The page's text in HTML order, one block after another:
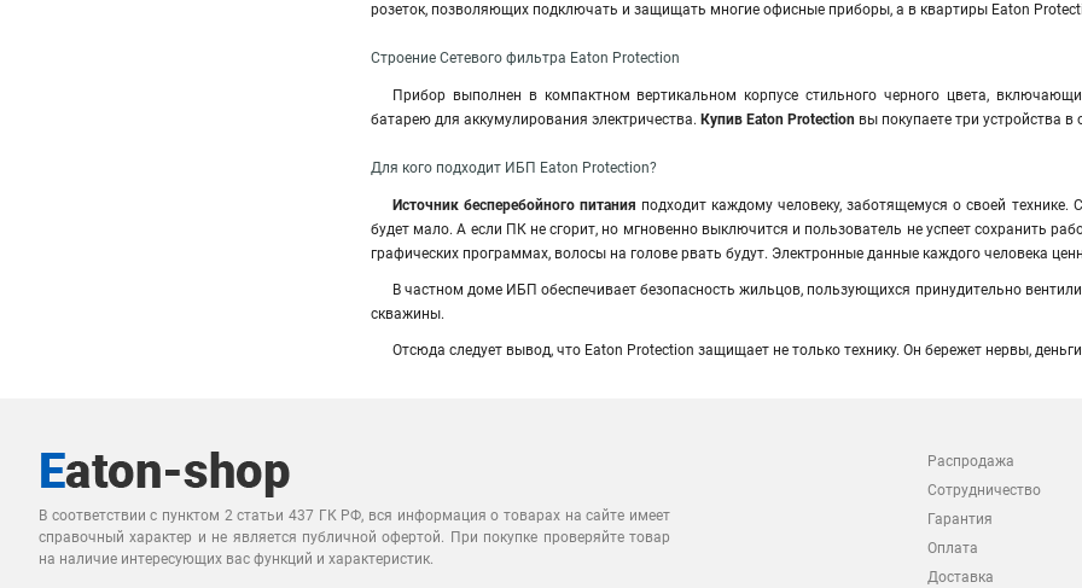
розеток, позволяющих подключать и защищать многие офисные приборы, а в квартиры Eaton
Строение Сетевого фильтра Eaton Protection
Прибор выполнен в компактном вертикальном корпусе стильного черного цвета,
батарею для аккумулирования электричества. Купив Eaton Protection вы покупаете три устройства в
Для кого подходит ИБП Eaton Protection?
Источник бесперебойного питания подходит каждому человеку, заботящемуся о своей технике.
будет мало. А если ПК не сгорит, но мгновенно выключится и пользователь не успеет сохранить
графических программах, волосы на голове рвать будут. Электронные данные каждого человека
В частном доме ИБП обеспечивает безопасность жильцов, пользующихся принудительно
скважины.
Отсюда следует вывод, что Eaton Protection защищает не только технику. Он бережет нервы,
В соответствии с пунктом 2 статьи 437 ГК РФ, вся информация о товарах на сайте имеет
справочный характер и не является публичной офертой. При покупке проверяйте товар
на наличие интересующих вас функций и характеристик.
Распродажа
Сотрудничество
Гарантия
Оплата
Доставка